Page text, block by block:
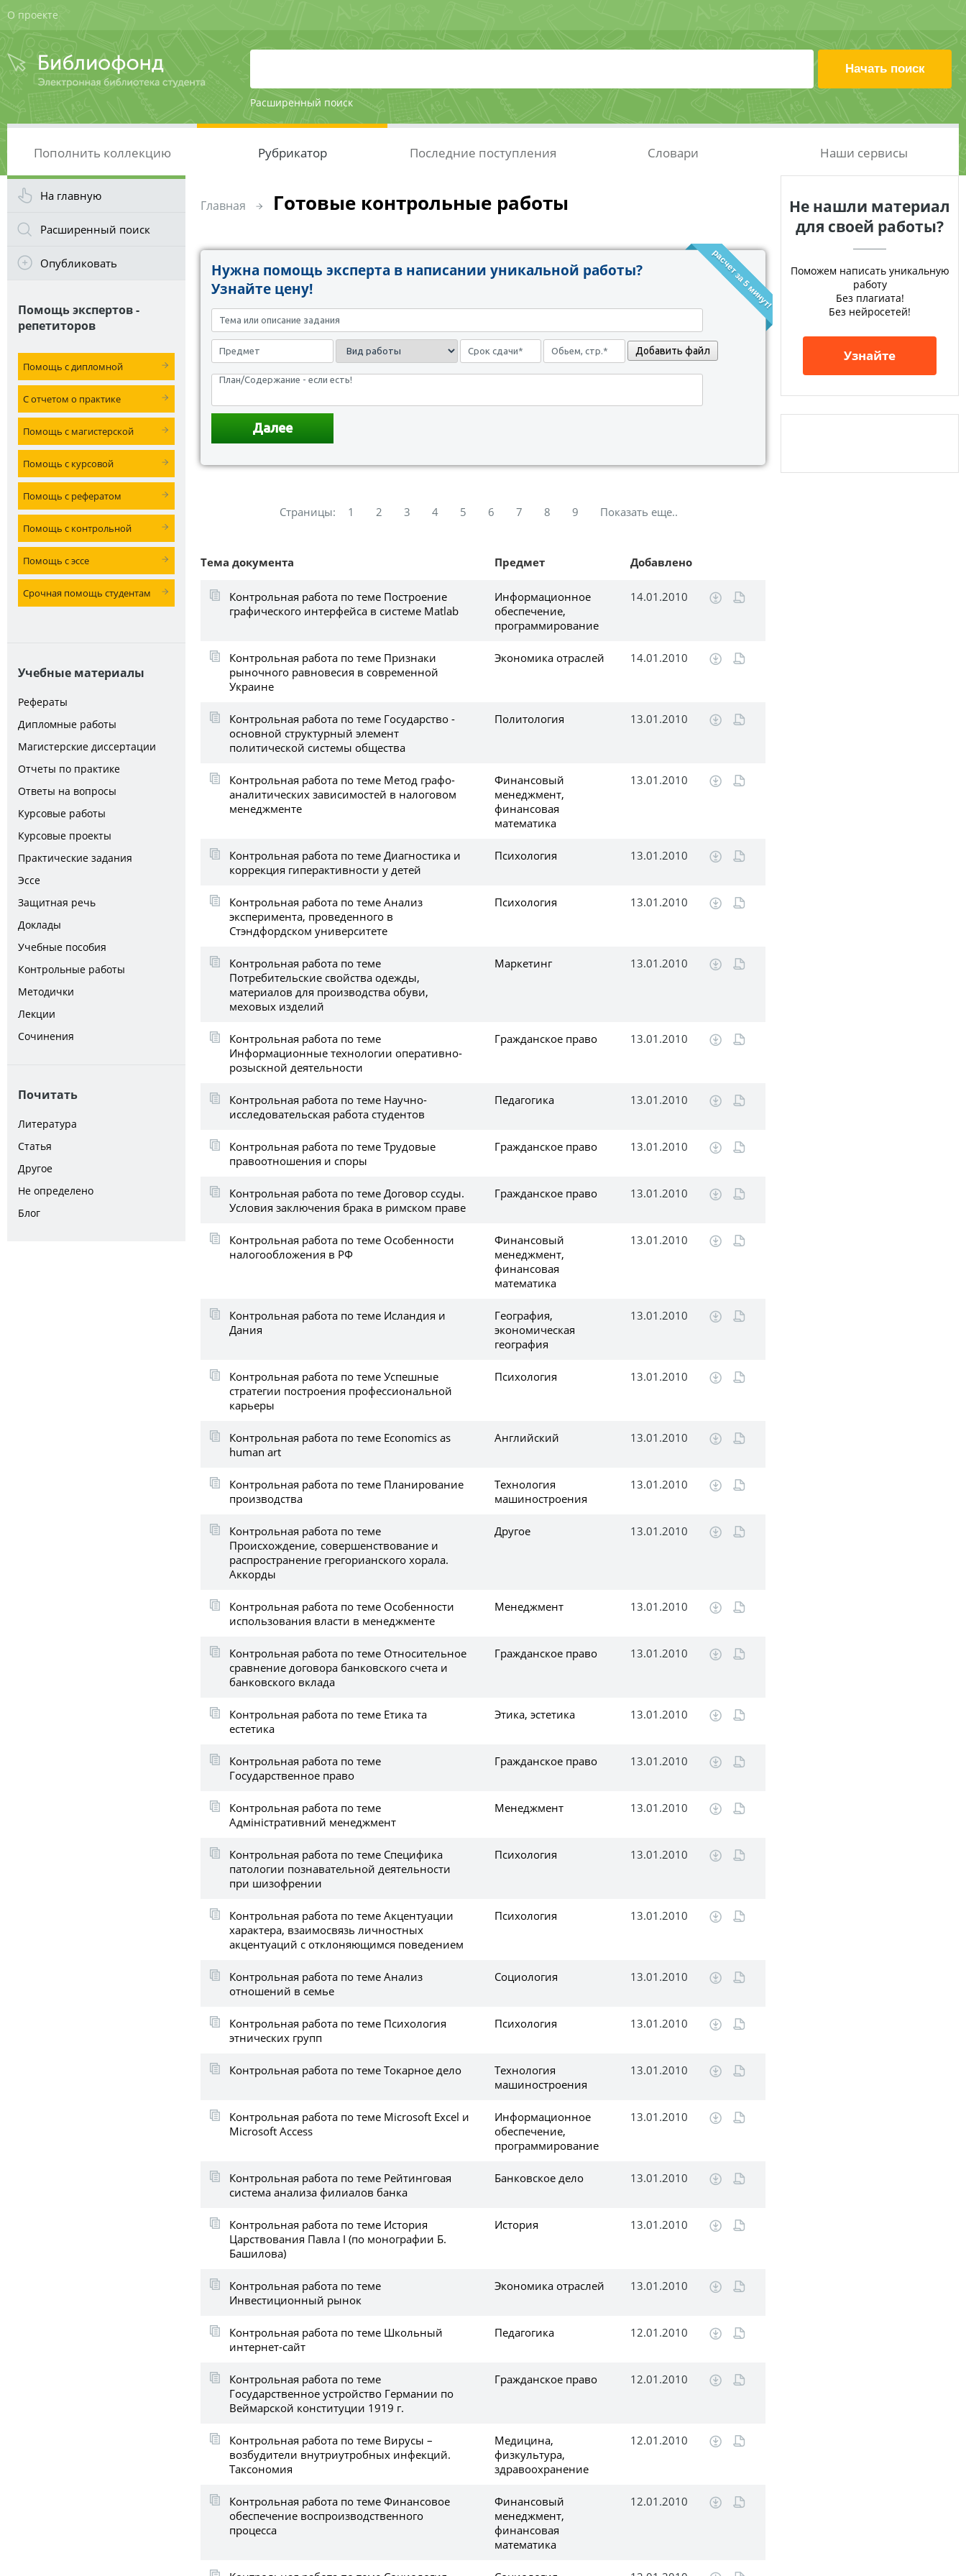
О проекте
Расширенный поиск
Пополнить коллекцию Рубрикатор Последние поступления Словари Наши сервисы
На главную
Расширенный поиск
Опубликовать
Помощь экспертов -
репетиторов
Помощь с дипломной
С отчетом о практике
Помощь с магистерской
Помощь с курсовой
Помощь с рефератом
Помощь с контрольной
Помощь с эссе
Срочная помощь студентам
Учебные материалы
Рефераты
Дипломные работы
Магистерские диссертации
Отчеты по практике
Ответы на вопросы
Курсовые работы
Курсовые проекты
Практические задания
Эссе
Защитная речь
Доклады
Учебные пособия
Контрольные работы
Методички
Лекции
Сочинения
Почитать
Литература
Статья
Другое
Не определено
Блог
Главная Готовые контрольные работы
расчет за 5 минут!
Нужна помощь эксперта в написании уникальной работы?
Узнайте цену!
Добавить файл
Страницы: 1 2 3 4 5 6 7 8 9 Показать еще..
Тема документа Предмет Добавлено
Контрольная работа по теме Построение
графического интерфейса в системе Matlab
Информационное
обеспечение,
программирование
14.01.2010
Контрольная работа по теме Признаки
рыночного равновесия в современной
Украине
Экономика отраслей 14.01.2010
Контрольная работа по теме Государство -
основной структурный элемент
политической системы общества
Политология 13.01.2010
Контрольная работа по теме Метод графо-
аналитических зависимостей в налоговом
менеджменте
Финансовый
менеджмент,
финансовая
математика
13.01.2010
Контрольная работа по теме Диагностика и
коррекция гиперактивности у детей
Психология 13.01.2010
Контрольная работа по теме Анализ
эксперимента, проведенного в
Стэндфордском университете
Психология 13.01.2010
Контрольная работа по теме
Потребительские свойства одежды,
материалов для производства обуви,
меховых изделий
Маркетинг 13.01.2010
Контрольная работа по теме
Информационные технологии оперативно-
розыскной деятельности
Гражданское право 13.01.2010
Контрольная работа по теме Научно-
исследовательская работа студентов
Педагогика 13.01.2010
Контрольная работа по теме Трудовые
правоотношения и споры
Гражданское право 13.01.2010
Контрольная работа по теме Договор ссуды.
Условия заключения брака в римском праве
Гражданское право 13.01.2010
Контрольная работа по теме Особенности
налогообложения в РФ
Финансовый
менеджмент,
финансовая
математика
13.01.2010
Контрольная работа по теме Исландия и
Дания
География,
экономическая
география
13.01.2010
Контрольная работа по теме Успешные
стратегии построения профессиональной
карьеры
Психология 13.01.2010
Контрольная работа по теме Economics as
human art
Английский 13.01.2010
Контрольная работа по теме Планирование
производства
Технология
машиностроения
13.01.2010
Контрольная работа по теме
Происхождение, совершенствование и
распространение грегорианского хорала.
Аккорды
Другое 13.01.2010
Контрольная работа по теме Особенности
использования власти в менеджменте
Менеджмент 13.01.2010
Контрольная работа по теме Относительное
сравнение договора банковского счета и
банковского вклада
Гражданское право 13.01.2010
Контрольная работа по теме Етика та
естетика
Этика, эстетика 13.01.2010
Контрольная работа по теме
Государственное право
Гражданское право 13.01.2010
Контрольная работа по теме
Адміністративний менеджмент
Менеджмент 13.01.2010
Контрольная работа по теме Специфика
патологии познавательной деятельности
при шизофрении
Психология 13.01.2010
Контрольная работа по теме Акцентуации
характера, взаимосвязь личностных
акцентуаций с отклоняющимся поведением
Психология 13.01.2010
Контрольная работа по теме Анализ
отношений в семье
Социология 13.01.2010
Контрольная работа по теме Психология
этнических групп
Психология 13.01.2010
Контрольная работа по теме Токарное дело
Технология
машиностроения
13.01.2010
Контрольная работа по теме Microsoft Excel и
Microsoft Access
Информационное
обеспечение,
программирование
13.01.2010
Контрольная работа по теме Рейтинговая
система анализа филиалов банка
Банковское дело 13.01.2010
Контрольная работа по теме История
Царствования Павла I (по монографии Б.
Башилова)
История 13.01.2010
Контрольная работа по теме
Инвестиционный рынок
Экономика отраслей 13.01.2010
Контрольная работа по теме Школьный
интернет-сайт
Педагогика 12.01.2010
Контрольная работа по теме
Государственное устройство Германии по
Веймарской конституции 1919 г.
Гражданское право 12.01.2010
Контрольная работа по теме Вирусы –
возбудители внутриутробных инфекций.
Таксономия
Медицина,
физкультура,
здравоохранение
12.01.2010
Контрольная работа по теме Финансовое
обеспечение воспроизводственного
процесса
Финансовый
менеджмент,
финансовая
математика
12.01.2010
Не нашли материал
для своей работы?
Поможем написать уникальную
работу
Без плагиата!
Без нейросетей!
Узнайте